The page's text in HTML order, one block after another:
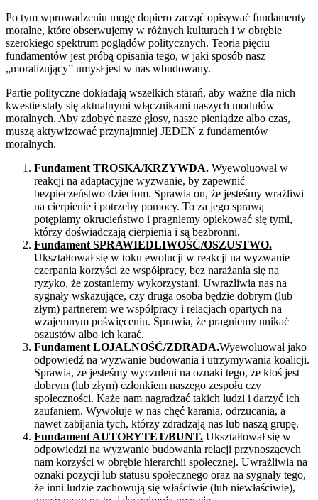
Po tym wprowadzeniu mogę dopiero zacząć opisywać fundamenty
moralne, które obserwujemy w różnych kulturach i w obrębie
szerokiego spektrum poglądów politycznych. Teoria pięciu
fundamentów jest próbą opisania tego, w jaki sposób nasz
„moralizujący” umysł jest w nas wbudowany.
Partie polityczne dokładają wszelkich starań, aby ważne dla nich
kwestie stały się aktualnymi włącznikami naszych modułów
moralnych. Aby zdobyć nasze głosy, nasze pieniądze albo czas,
muszą aktywizować przynajmniej JEDEN z fundamentów
moralnych.
Fundament TROSKA/KRZYWDA. Wyewoluował w
reakcji na adaptacyjne wyzwanie, by zapewnić
bezpieczeństwo dzieciom. Sprawia on, że jesteśmy wrażliwi
na cierpienie i potrzeby pomocy. To za jego sprawą
potępiamy okrucieństwo i pragniemy opiekować się tymi,
którzy doświadczają cierpienia i są bezbronni.
Fundament SPRAWIEDLIWOŚĆ/OSZUSTWO.
Ukształtował się w toku ewolucji w reakcji na wyzwanie
czerpania korzyści ze współpracy, bez narażania się na
ryzyko, że zostaniemy wykorzystani. Uwrażliwia nas na
sygnały wskazujące, czy druga osoba będzie dobrym (lub
złym) partnerem we współpracy i relacjach opartych na
wzajemnym poświęceniu. Sprawia, że pragniemy unikać
oszustów albo ich karać.
Fundament LOJALNOŚĆ/ZDRADA.Wyewoluował jako
odpowiedź na wyzwanie budowania i utrzymywania koalicji.
Sprawia, że jesteśmy wyczuleni na oznaki tego, że ktoś jest
dobrym (lub złym) członkiem naszego zespołu czy
społeczności. Każe nam nagradzać takich ludzi i darzyć ich
zaufaniem. Wywołuje w nas chęć karania, odrzucania, a
nawet zabijania tych, którzy zdradzają nas lub naszą grupę.
Fundament AUTORYTET/BUNT. Ukształtował się w
odpowiedzi na wyzwanie budowania relacji przynoszących
nam korzyści w obrębie hierarchii społecznej. Uwrażliwia na
oznaki pozycji lub statusu społecznego oraz na sygnały tego,
że inni ludzie zachowują się właściwie (lub niewłaściwie),